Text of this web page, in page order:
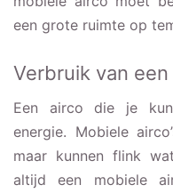
een grote ruimte op
Verbruik van
Een airco die je
energie. Mobiele
maar kunnen flink
altijd een mobiele